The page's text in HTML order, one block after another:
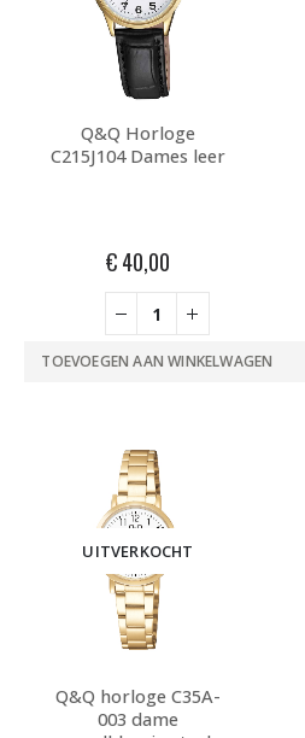
Q&Q Horloge
C215J104 Dames leer
€40,00
TOEVOEGEN AAN WINKELWAGEN
UITVERKOCHT
Q&Q horloge C35A-
003 dame